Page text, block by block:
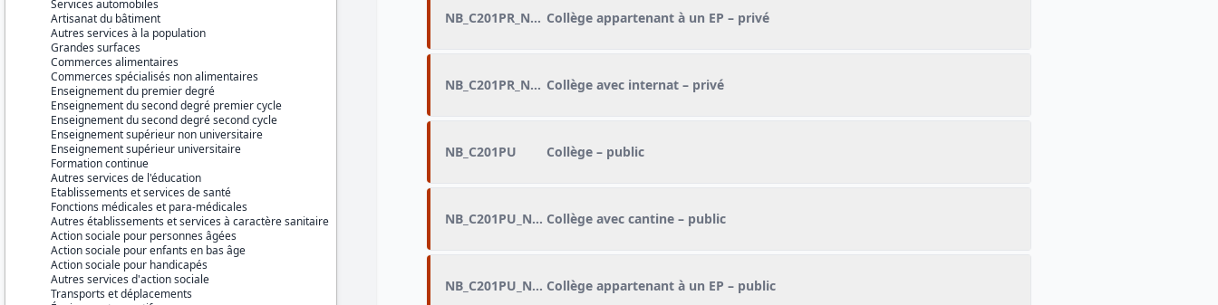
Services automobiles
Artisanat du bâtiment
Autres services à la population
Grandes surfaces
Commerces alimentaires
Commerces spécialisés non alimentaires
Enseignement du premier degré
Enseignement du second degré premier cycle
Enseignement du second degré second cycle
Enseignement supérieur non universitaire
Enseignement supérieur universitaire
Formation continue
Autres services de l'éducation
Etablissements et services de santé
Fonctions médicales et para-médicales
Autres établissements et services à caractère sanitaire
Action sociale pour personnes âgées
Action sociale pour enfants en bas âge
Action sociale pour handicapés
Autres services d'action sociale
Transports et déplacements
NB_C201PR_NB_EPCollège appartenant à un EP – privé
NB_C201PR_NB_INTCollège avec internat – privé
NB_C201PU Collège – public
NB_C201PU_NB_CANTCollège avec cantine – public
NB_C201PU_NB_EPCollège appartenant à un EP – public